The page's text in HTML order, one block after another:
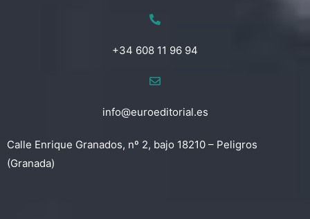
+34 608 11 96 94
info@euroeditorial.es
Calle Enrique Granados, nº 2, bajo 18210 – Peligros
(Granada)